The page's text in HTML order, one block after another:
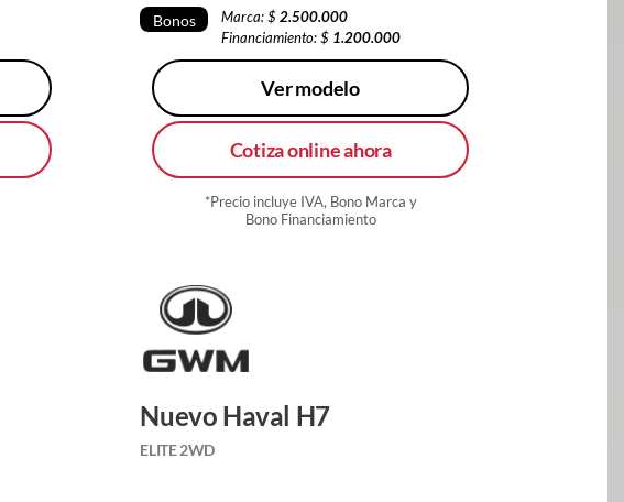
Bonos Marca: $ 2.500.000
Financiamiento: $ 1.200.000
Ver modelo
Cotiza online ahora
*Precio incluye IVA, Bono Marca y
Bono Financiamiento
Nuevo Haval H7
ELITE 2WD